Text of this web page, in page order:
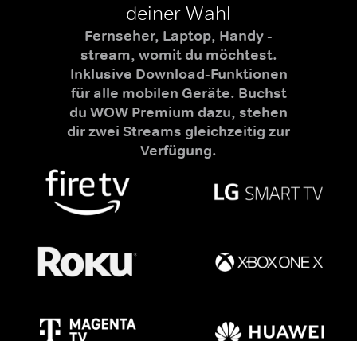
deiner Wahl
Fernseher, Laptop, Handy -
stream, womit du möchtest.
Inklusive Download-Funktionen
für alle mobilen Geräte. Buchst
du WOW Premium dazu, stehen
dir zwei Streams gleichzeitig zur
Verfügung.